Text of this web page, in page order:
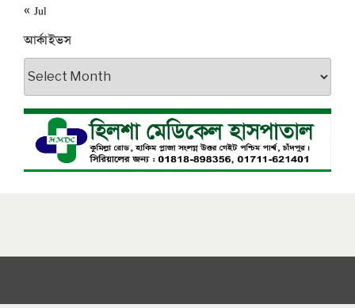
« Jul
আর্কাইভস
আর্কাইভস